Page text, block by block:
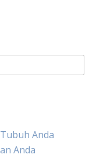
Anda
Anda